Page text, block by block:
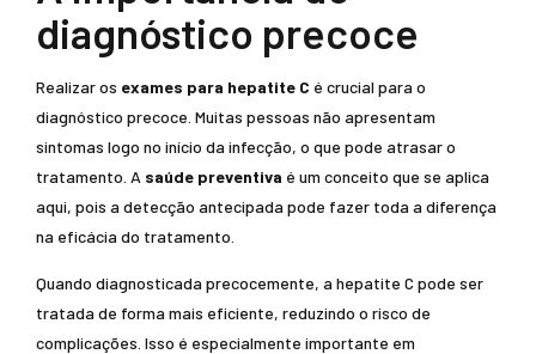
diagnóstico precoce
Realizar os exames para hepatite C é crucial para o
diagnóstico precoce. Muitas pessoas não apresentam
sintomas logo no início da infecção, o que pode atrasar o
tratamento. A saúde preventiva é um conceito que se aplica
aqui, pois a detecção antecipada pode fazer toda a diferença
na eficácia do tratamento.
Quando diagnosticada precocemente, a hepatite C pode ser
tratada de forma mais eficiente, reduzindo o risco de
complicações. Isso é especialmente importante em